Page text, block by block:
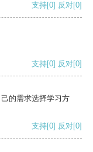
支持[0] 反对[0]
支持[0] 反对[0]
的需求选择学习方
支持[0] 反对[0]